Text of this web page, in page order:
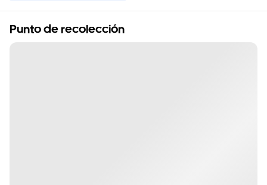
Punto de recolección